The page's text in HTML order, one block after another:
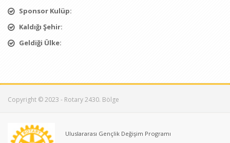
Sponsor Kulüp:
Kaldığı Şehir:
Geldiği Ülke:
Copyright © 2023 - Rotary 2430. Bölge
Uluslararası Gençlik Değişim Programı